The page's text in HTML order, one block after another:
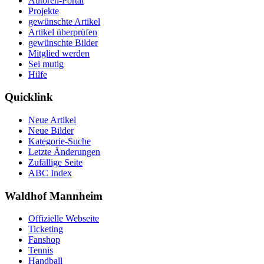
Projekte
gewünschte Artikel
Artikel überprüfen
gewünschte Bilder
Mitglied werden
Sei mutig
Hilfe
Quicklink
Neue Artikel
Neue Bilder
Kategorie-Suche
Letzte Änderungen
Zufällige Seite
ABC Index
Waldhof Mannheim
Offizielle Webseite
Ticketing
Fanshop
Tennis
Handball